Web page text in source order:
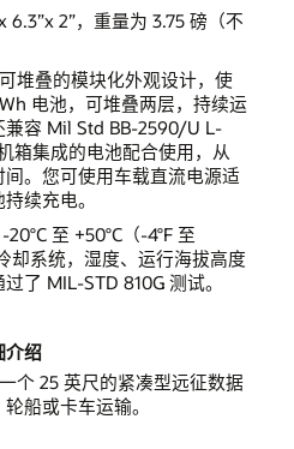
6.3”x 2”，重量为 3.75 磅（不
堆叠的模块化外观设计，使
电池，可堆叠两层，持续运
容 Mil Std BB-2590/U L-
箱集成的电池配合使用，从
。您可使用车载直流电源适
续充电。
至 +50°C（-4°F 至
却系统，湿度、运行海拔高度
了 MIL-STD 810G 测试。
绍
个 25 英尺的紧凑型远征数据
船或卡车运输。